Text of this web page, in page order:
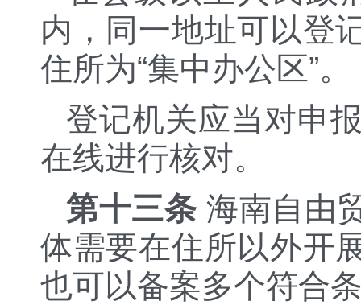
内，同一地址可以登
住所为“集中办公区”。
登记机关应当对申
在线进行核对。
第十三条海南自由
体需要在住所以外开
也可以备案多个符合